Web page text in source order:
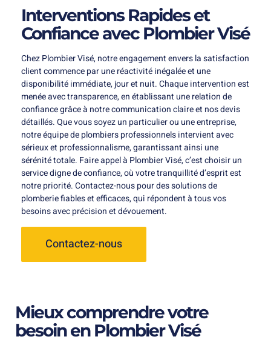
Interventions Rapides et
Confiance avec Plombier Visé
Chez Plombier Visé, notre engagement envers la satisfaction
client commence par une réactivité inégalée et une
disponibilité immédiate, jour et nuit. Chaque intervention est
menée avec transparence, en établissant une relation de
confiance grâce à notre communication claire et nos devis
détaillés. Que vous soyez un particulier ou une entreprise,
notre équipe de plombiers professionnels intervient avec
sérieux et professionnalisme, garantissant ainsi une
sérénité totale. Faire appel à Plombier Visé, c’est choisir un
service digne de confiance, où votre tranquillité d’esprit est
notre priorité. Contactez-nous pour des solutions de
plomberie fiables et efficaces, qui répondent à tous vos
besoins avec précision et dévouement.
Contactez-nous
Mieux comprendre votre
besoin en Plombier Visé